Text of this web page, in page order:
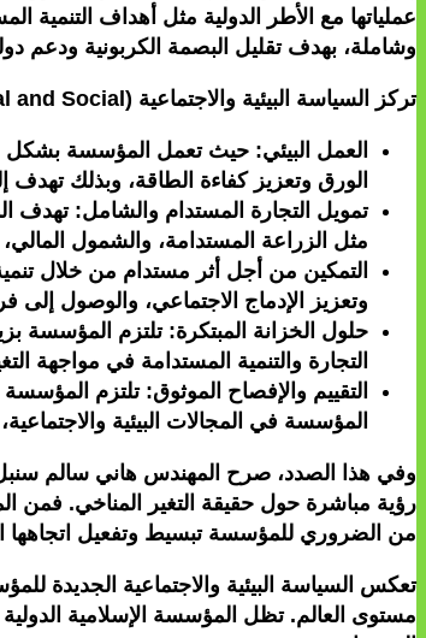
وشاملة، بهدف تقليل البصمة الكربونية ودعم
تركز السياسة البيئية والاجتماعية (Environmental and Social) الجديدة على 4 مجالات رئيسية:
العمل البيئي: حيث تعمل المؤسسة بشكل
الورق وتعزيز كفاءة الطاقة، وبذلك تهدف
تمويل التجارة المستدام والشامل: تهدف
مثل الزراعة المستدامة، والشمول
التمكين من أجل أثر مستدام من خلال
وتعزيز الإدماج الاجتماعي، والوصول إلى
حلول الخزانة المبتكرة: تلتزم المؤسسة
التجارة والتنمية المستدامة في مواجهة
المؤسسة في المجالات البيئية
وفي هذا الصدد، صرح المهندس هاني سالم سنبل،
رؤية مباشرة حول حقيقة التغير المناخي. فمن
من الضروري للمؤسسة تبسيط وتفعيل اتجاهها
تعكس السياسة البيئية والاجتماعية الجديدة
مستوى العالم. تظل المؤسسة الإسلامية الدولية